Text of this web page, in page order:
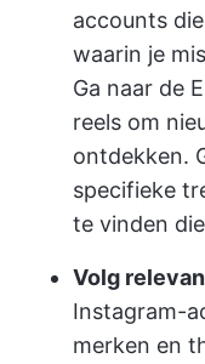
accounts
waarin je
Ga naar de
reels om
ontdekken.
specifieke
te vinden
Volg
Instagram-
merken en